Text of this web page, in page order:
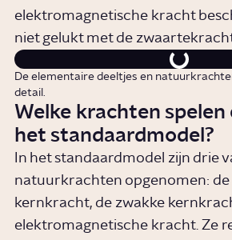
elektromagnetische kracht
niet gelukt met de
De elementaire deeltjes en
detail.
Welke krachten spelen
het standaardmodel?
In het standaardmodel zijn drie
natuurkrachten opgenomen: de
kernkracht, de zwakke
elektromagnetische kracht. Ze